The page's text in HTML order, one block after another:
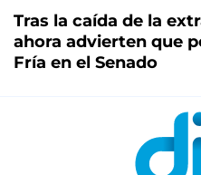
Tras la caída de la
ahora advierten que
Fría en el Senado